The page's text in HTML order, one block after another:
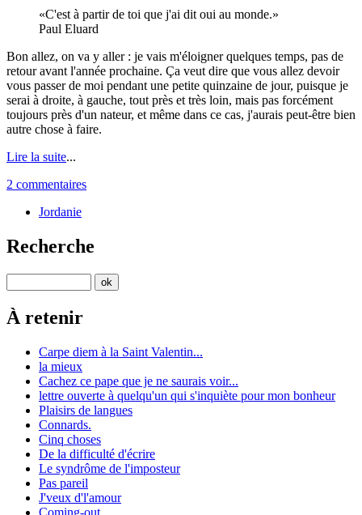
C'est à partir de toi que j'ai dit oui au monde.
Paul Eluard
Bon allez, on va y aller : je vais m'éloigner quelques temps, pas de
retour avant l'année prochaine. Ça veut dire que vous allez devoir
vous passer de moi pendant une petite quinzaine de jour, puisque je
serai à droite, à gauche, tout près et très loin, mais pas forcément
toujours près d'un nateur, et même dans ce cas, j'aurais peut-être bien
autre chose à faire.
Lire la suite...
2 commentaires
Jordanie
Recherche
À retenir
Carpe diem à la Saint Valentin...
la mieux
Cachez ce pape que je ne saurais voir...
lettre ouverte à quelqu'un qui s'inquiète pour mon bonheur
Plaisirs de langues
Connards.
Cinq choses
De la difficulté d'écrire
Le syndrôme de l'imposteur
Pas pareil
J'veux d'l'amour
Coming-out